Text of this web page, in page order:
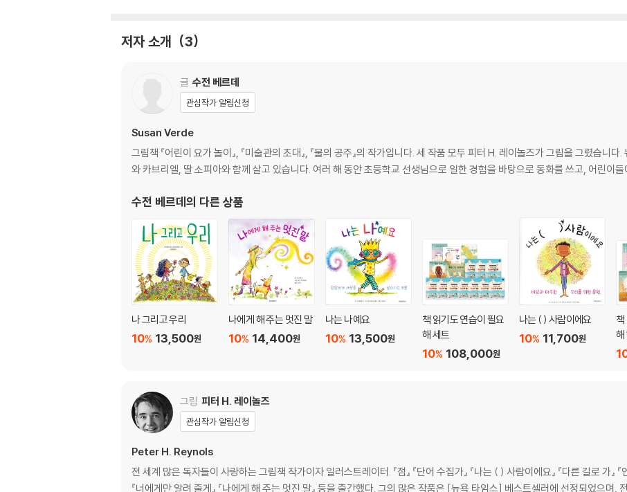
저자 소개 3
글 수전 베르데
관심작가 알림신청
Susan Verde
그림책 『어린이 요가 놀이』, 『미술관의 초대』, 『물의 공주』의 작가입니다. 세 작품 모두 피터 H. 레이놀즈가 그림을 그렸습니
와 카브리엘, 딸 소피아와 함께 살고 있습니다. 여러 해 동안 초등학교 선생님으로 일한 경험을 바탕으로 동화를 쓰고, 어린이
수전 베르데 의 다른 상품
나 그리고 우리
13,500원
10%
나에게 해 주는 멋진 말
14,400원
10%
나는 나예요
13,500원
10%
책 읽기도 연습이 필요
해 세트
108,000원
10%
나는 ( ) 사람이에요
11,700원
10%
책
해
그림 피터 H. 레이놀즈
관심작가 알림신청
Peter H. Reynols
전 세계 많은 독자들이 사랑하는 그림책 작가이자 일러스트레이터. 『점』 『단어 수집가』 『나는 ( ) 사람이에요』 『다른 길로 가』 『
『너에게만 알려 줄게』 『나에게 해 주는 멋진 말』 등을 출간했다. 그의 많은 작품은 [뉴욕 타임스] 베스트셀러에 선정되었으며